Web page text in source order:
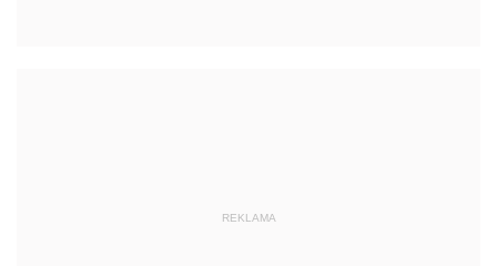
REKLAMA